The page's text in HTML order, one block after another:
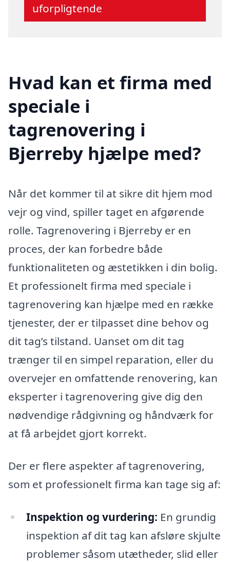
uforpligtende
Hvad kan et firma med
speciale i
tagrenovering i
Bjerreby hjælpe med?
Når det kommer til at sikre dit hjem mod
vejr og vind, spiller taget en afgørende
rolle. Tagrenovering i Bjerreby er en
proces, der kan forbedre både
funktionaliteten og æstetikken i din bolig.
Et professionelt firma med speciale i
tagrenovering kan hjælpe med en række
tjenester, der er tilpasset dine behov og
dit tag’s tilstand. Uanset om dit tag
trænger til en simpel reparation, eller du
overvejer en omfattende renovering, kan
eksperter i tagrenovering give dig den
nødvendige rådgivning og håndværk for
at få arbejdet gjort korrekt.
Der er flere aspekter af tagrenovering,
som et professionelt firma kan tage sig af:
Inspektion og vurdering: En grundig
inspektion af dit tag kan afsløre skjulte
problemer såsom utætheder, slid eller